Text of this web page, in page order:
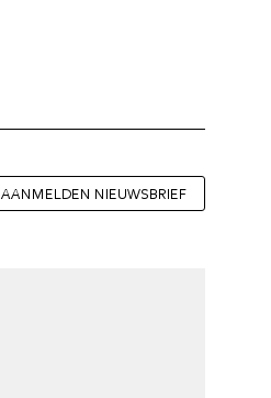
AANMELDEN NIEUWSBRIEF